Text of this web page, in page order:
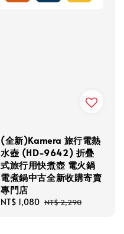
(全新)Kamera 旅行電熱
水壺 (HD-9642) 折疊
式旅行用快煮壺 電火鍋
電煮鍋中古全新收購寄賣
專門店
Sale
NT$ 1,080 Regular
NT$ 2,290